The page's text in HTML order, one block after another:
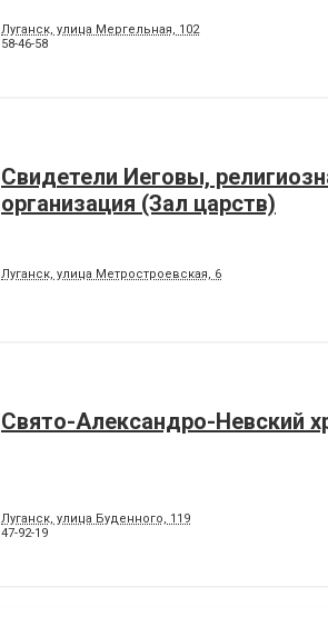
Луганск, улица Мергельная, 102
58-46-58
Свидетели Иеговы,
организация (Зал царств)
Луганск, улица Метростроевская, 6
Свято-Александро-Невский
Луганск, улица Буденного, 119
47-92-19